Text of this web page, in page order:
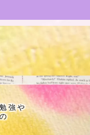
』
ンク集
強や